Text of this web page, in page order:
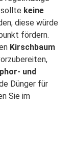
sollte keine
diese würde
fördern.
Kirschbaum
und
Dünger für
Sie im